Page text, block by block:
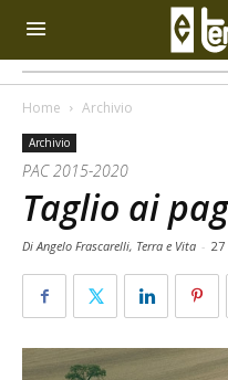
Home Archivio
Archivio
PAC 2015-2020
Taglio ai
Di Angelo Frascarelli, Terra e Vita -